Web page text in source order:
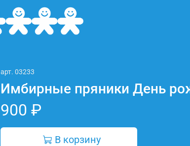
арт. 03233
Имбирные пряники День
900 ₽
В корзину